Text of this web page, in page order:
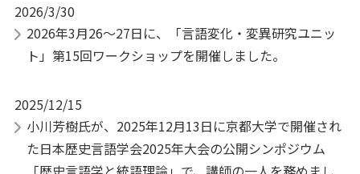
2026/3/30
2026年3月26〜27日に、「言語変化・変異研究ユニッ
ト」第15回ワークショップを開催しました。
2025/12/15
小川芳樹氏が、2025年12月13日に京都大学で開催され
た日本歴史言語学会2025年大会の公開シンポジウム